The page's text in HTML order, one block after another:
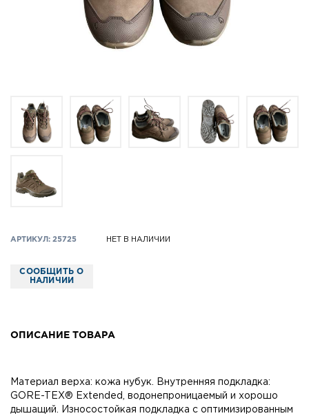
АРТИКУЛ: 25725 НЕТ В НАЛИЧИИ
СООБЩИТЬ О
НАЛИЧИИ
ОПИСАНИЕ ТОВАРА
Материал верха: кожа нубук. Внутренняя подкладка:
GORE-TEX® Extended, водонепроницаемый и хорошо
дышащий. Износостойкая подкладка с оптимизированным